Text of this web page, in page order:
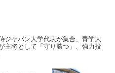
ジャパン大学代表が集合、青学大
主将として「守り勝つ」、強力投